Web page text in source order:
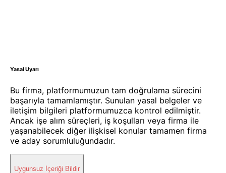
Yasal Uyarı
Bu firma, platformumuzun tam doğrulama sürecini
başarıyla tamamlamıştır. Sunulan yasal belgeler ve
iletişim bilgileri platformumuzca kontrol edilmiştir.
Ancak işe alım süreçleri, iş koşulları veya firma ile
yaşanabilecek diğer ilişkisel konular tamamen firma
ve aday sorumluluğundadır.
Uygunsuz İçeriği Bildir